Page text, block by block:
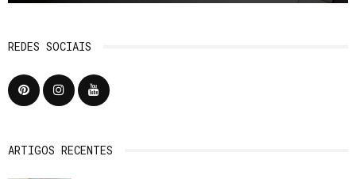
REDES SOCIAIS
ARTIGOS RECENTES